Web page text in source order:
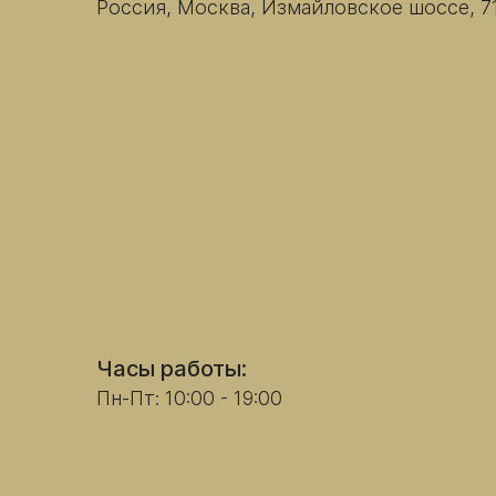
Россия, Москва, Измайловское шоссе,
Часы работы:
Пн-Пт: 10:00 - 19:00